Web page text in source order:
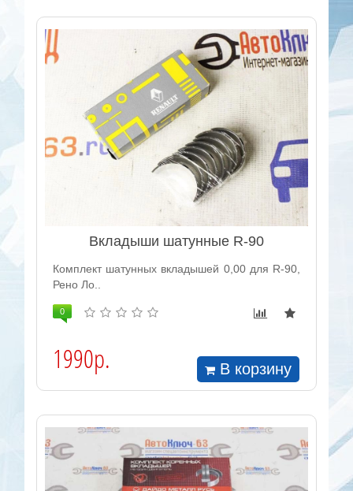
Вкладыши шатунные R-90
Комплект шатунных вкладышей 0,00 для R-90,
Рено Ло..
0
1990р. В корзину